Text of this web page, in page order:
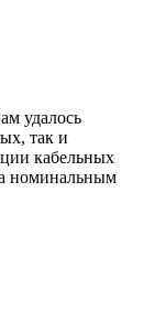
удалось
так и
кабельных
номинальным